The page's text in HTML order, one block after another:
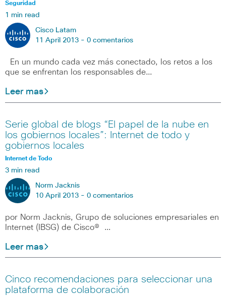
Seguridad
1 min read
Cisco Latam
11 April 2013 - 0 comentarios
En un mundo cada vez más conectado, los retos a los
que se enfrentan los responsables de…
Leer mas
Serie global de blogs “El papel de la nube en
los gobiernos locales”: Internet de todo y
gobiernos locales
Internet de Todo
3 min read
Norm Jacknis
10 April 2013 - 0 comentarios
por Norm Jacknis, Grupo de soluciones empresariales en
Internet (IBSG) de Cisco® …
Leer mas
Cinco recomendaciones para seleccionar una
plataforma de colaboración